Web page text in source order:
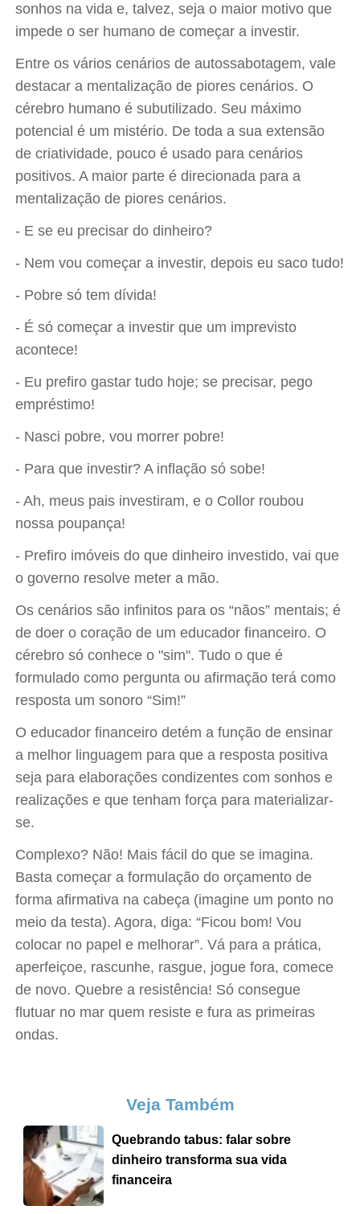
sonhos na vida e, talvez, seja o maior motivo que
impede o ser humano de começar a investir.
Entre os vários cenários de autossabotagem, vale
destacar a mentalização de piores cenários. O
cérebro humano é subutilizado. Seu máximo
potencial é um mistério. De toda a sua extensão
de criatividade, pouco é usado para cenários
positivos. A maior parte é direcionada para a
mentalização de piores cenários.
- E se eu precisar do dinheiro?
- Nem vou começar a investir, depois eu saco tudo!
- Pobre só tem dívida!
- É só começar a investir que um imprevisto
acontece!
- Eu prefiro gastar tudo hoje; se precisar, pego
empréstimo!
- Nasci pobre, vou morrer pobre!
- Para que investir? A inflação só sobe!
- Ah, meus pais investiram, e o Collor roubou
nossa poupança!
- Prefiro imóveis do que dinheiro investido, vai que
o governo resolve meter a mão.
Os cenários são infinitos para os “nãos” mentais; é
de doer o coração de um educador financeiro. O
cérebro só conhece o "sim". Tudo o que é
formulado como pergunta ou afirmação terá como
resposta um sonoro “Sim!”
O educador financeiro detém a função de ensinar
a melhor linguagem para que a resposta positiva
seja para elaborações condizentes com sonhos e
realizações e que tenham força para materializar-
se.
Complexo? Não! Mais fácil do que se imagina.
Basta começar a formulação do orçamento de
forma afirmativa na cabeça (imagine um ponto no
meio da testa). Agora, diga: “Ficou bom! Vou
colocar no papel e melhorar”. Vá para a prática,
aperfeiçoe, rascunhe, rasgue, jogue fora, comece
de novo. Quebre a resistência! Só consegue
flutuar no mar quem resiste e fura as primeiras
ondas.
Veja Também
Quebrando tabus: falar sobre
dinheiro transforma sua vida
financeira